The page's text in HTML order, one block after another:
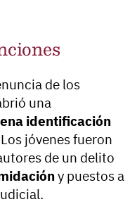
de los
una
identificación
jóvenes fueron
de un delito
y puestos a